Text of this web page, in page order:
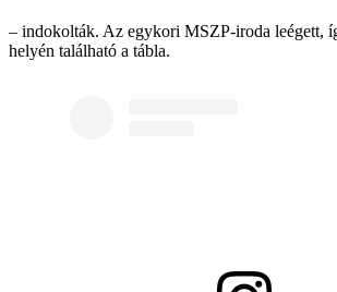
– indokolták. Az egykori MSZP-iroda leégett,
helyén található a tábla.